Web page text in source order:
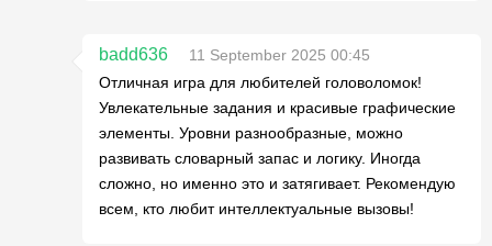
badd636
11 September 2025 00:45
Отличная игра для любителей головоломок!
Увлекательные задания и красивые графические
элементы. Уровни разнообразные, можно
развивать словарный запас и логику. Иногда
сложно, но именно это и затягивает. Рекомендую
всем, кто любит интеллектуальные вызовы!